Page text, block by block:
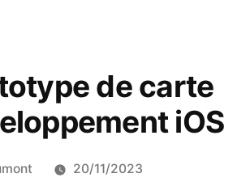
de carte
iOS
20/11/2023